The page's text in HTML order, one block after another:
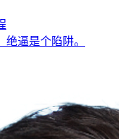
逼是个陷阱。